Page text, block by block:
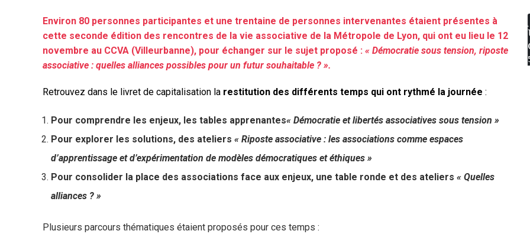
Environ 80 personnes participantes et une trentaine de personnes intervenantes étaient présentes à
cette seconde édition des rencontres de la vie associative de la Métropole de Lyon, qui ont eu lieu le 12
novembre au CCVA (Villeurbanne), pour échanger sur le sujet proposé : « Démocratie sous tension, riposte
associative : quelles alliances possibles pour un futur souhaitable ? ».
Retrouvez dans le livret de capitalisation la restitution des différents temps qui ont rythmé la journée :
Pour comprendre les enjeux, les tables apprenantes« Démocratie et libertés associatives sous tension »
Pour explorer les solutions, des ateliers « Riposte associative : les associations comme espaces
d’apprentissage et d’expérimentation de modèles démocratiques et éthiques »
Pour consolider la place des associations face aux enjeux, une table ronde et des ateliers « Quelles
alliances ? »
Plusieurs parcours thématiques étaient proposés pour ces temps :